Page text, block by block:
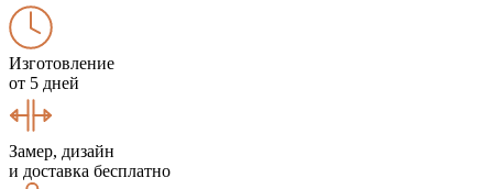
Изготовление
от 5 дней
Замер, дизайн
и доставка бесплатно